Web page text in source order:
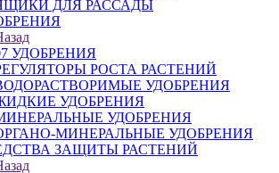
ДЛЯ РАССАДЫ
УДОБРЕНИЯ
РОСТА РАСТЕНИЙ
УДОБРЕНИЯ
УДОБРЕНИЯ
УДОБРЕНИЯ
МИНЕРАЛЬНЫЕ УДОБРЕНИЯ
ЗАЩИТЫ РАСТЕНИЙ